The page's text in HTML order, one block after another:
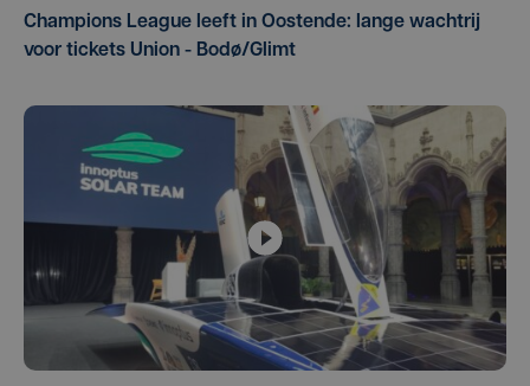
Champions League leeft in Oostende: lange wachtrij
voor tickets Union - Bodø/Glimt